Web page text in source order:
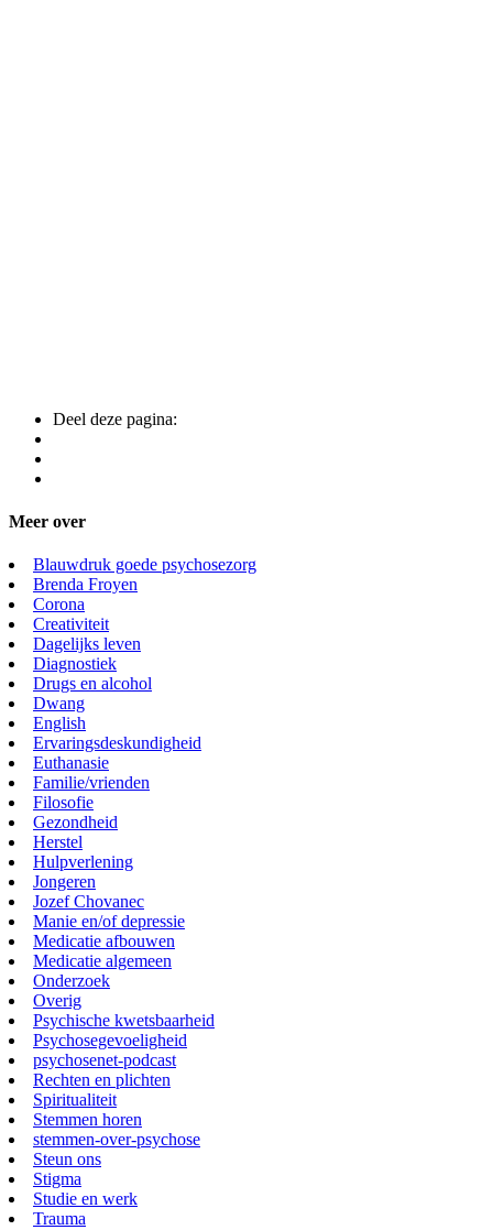
Deel deze pagina:
Meer over
Blauwdruk goede psychosezorg
Brenda Froyen
Corona
Creativiteit
Dagelijks leven
Diagnostiek
Drugs en alcohol
Dwang
English
Ervaringsdeskundigheid
Euthanasie
Familie/vrienden
Filosofie
Gezondheid
Herstel
Hulpverlening
Jongeren
Jozef Chovanec
Manie en/of depressie
Medicatie afbouwen
Medicatie algemeen
Onderzoek
Overig
Psychische kwetsbaarheid
Psychosegevoeligheid
psychosenet-podcast
Rechten en plichten
Spiritualiteit
Stemmen horen
stemmen-over-psychose
Steun ons
Stigma
Studie en werk
Trauma